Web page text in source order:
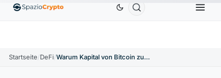
EthereumETH1.880,58 $ TetherUSDT0,9991 $ BNBBNB
Startseite/DeFi/ Warum Kapital von Bitcoin zu Hyperliquid fließt: ein Strukturvergleich